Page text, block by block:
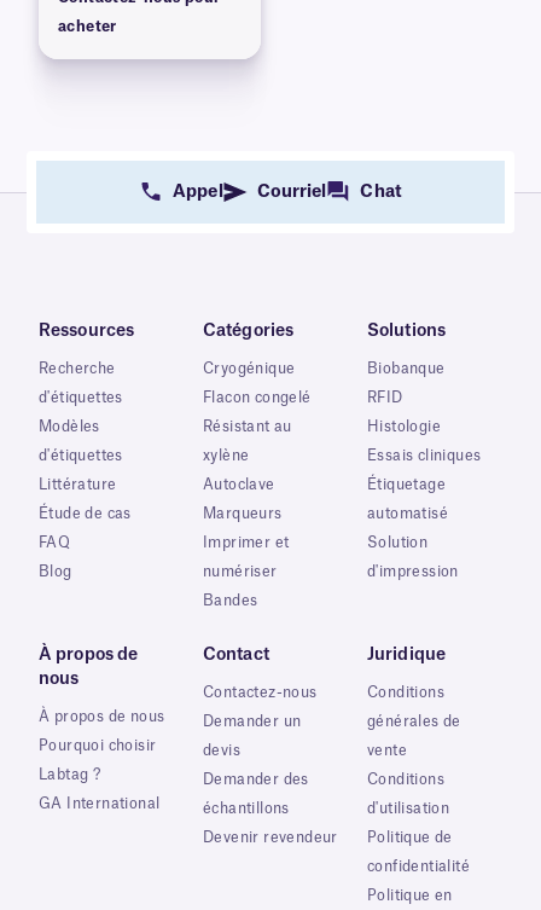
acheter
Appel Courriel Chat
Ressources
Recherche
d'étiquettes
Modèles
d'étiquettes
Littérature
Étude de cas
FAQ
Blog
Catégories
Cryogénique
Flacon congelé
Résistant au
xylène
Autoclave
Marqueurs
Imprimer et
numériser
Bandes
Solutions
Biobanque
RFID
Histologie
Essais cliniques
Étiquetage
automatisé
Solution
d'impression
À propos de
nous
À propos de nous
Pourquoi choisir
Labtag ?
GA International
Contact
Contactez-nous
Demander un
devis
Demander des
échantillons
Devenir revendeur
Juridique
Conditions
générales de
vente
Conditions
d'utilisation
Politique de
confidentialité
Politique en